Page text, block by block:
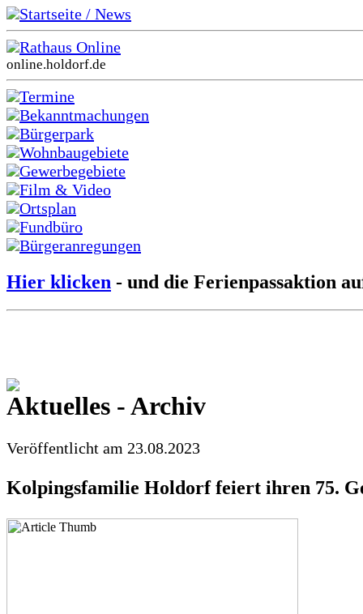
Startseite / News
Rathaus Online
online.holdorf.de
Termine
Bekanntmachungen
Bürgerpark
Wohnbaugebiete
Gewerbegebiete
Film & Video
Ortsplan
Fundbüro
Bürgeranregungen
Hier klicken - und die Ferienpassaktion
Aktuelles - Archiv
Veröffentlicht am 23.08.2023
Kolpingsfamilie Holdorf feiert ihren 75.